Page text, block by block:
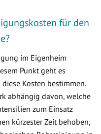
für den
im Eigenheim
Punkt geht es
Kosten bestimmen.
abhängig davon, welche
zum Einsatz
kürzester Zeit behoben,